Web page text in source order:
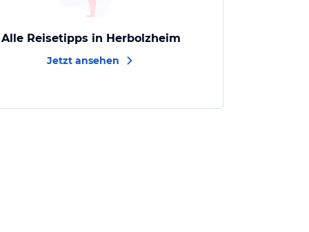
Alle Reisetipps in Herbolzheim
Jetzt ansehen